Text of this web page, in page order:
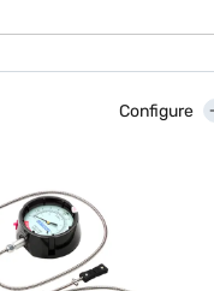
Configure